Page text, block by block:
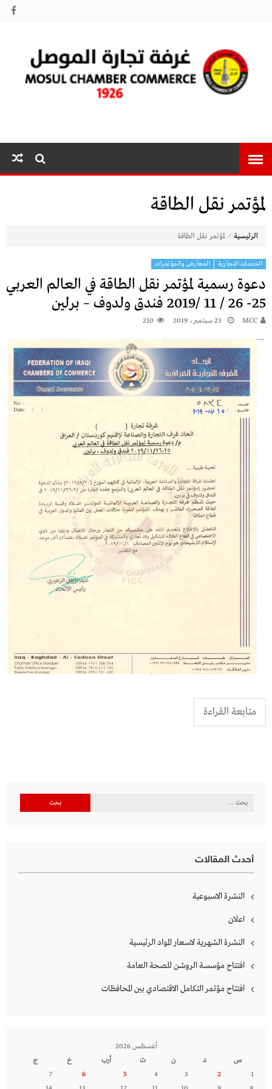
الموصل
لمؤتمر نقل الطاقة
الرئيسية ⁄ لمؤتمر نقل الطاقة
الخدمات التجارية المعارض والمؤتمرات
دعوة رسمية لمؤتمر نقل الطاقة في العالم العربي
25- 26 / 11 /2019 فندق ولدوف – برلين
MCC 23 سبتمبر، 2019 210
متابعة القراءة
البحث
أحدث المقالات
النشرة الاسبوعية
اعلان
النشرة الشهرية لاسعار المواد الرئيسية
افتتاح مؤسسة الروشن للصحة العامة
افتتاح مؤتمر التكامل الاقتصادي بين المحافظات
أغسطس 2026
س
د ن ث أرب خ
ج
1
2
3
4
5
6
7